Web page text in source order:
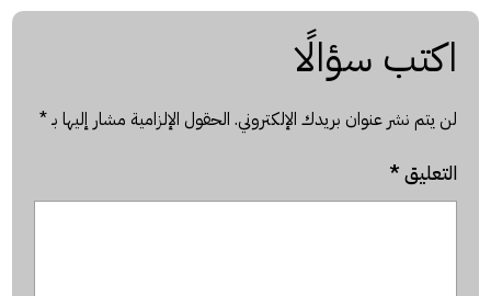
اكتب سؤالًا
لن يتم نشر عنوان بريدك الإلكتروني. الحقول الإلزامية مشار إليها بـ*
التعليق*